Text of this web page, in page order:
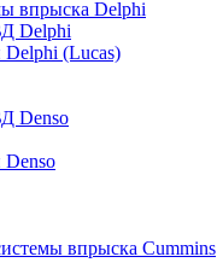
впрыска Delphi
Delphi
(Lucas)
Denso
впрыска Cummins